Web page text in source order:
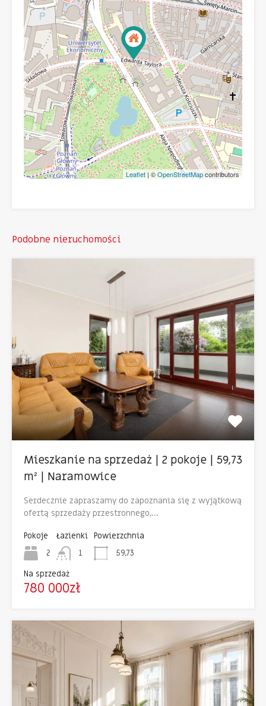
Leaflet| ©OpenStreetMapcontributors
Podobne nieruchomości
Mieszkanie na sprzedaż | 2 pokoje | 59,73
m² | Naramowice
Serdecznie zapraszamy do zapoznania się z wyjątkową
ofertą sprzedaży przestronnego,…
Pokoje
2
Łazienki
1
Powierzchnia
59,73
Na sprzedaż
780 000zł